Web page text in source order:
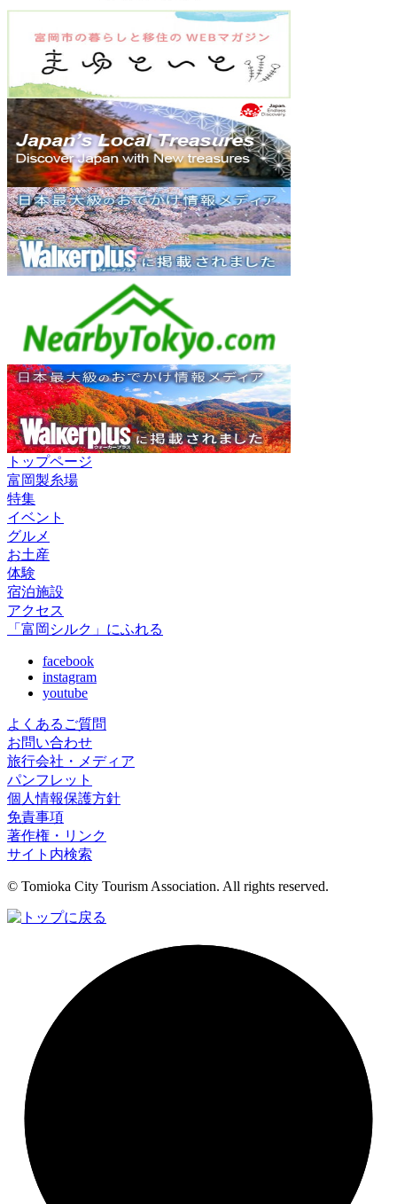
トップページ
富岡製糸場
特集
イベント
グルメ
お土産
体験
宿泊施設
アクセス
「富岡シルク」にふれる
facebook
instagram
youtube
よくあるご質問
お問い合わせ
旅行会社・メディア
パンフレット
個人情報保護方針
免責事項
著作権・リンク
サイト内検索
© Tomioka City Tourism Association. All rights reserved.